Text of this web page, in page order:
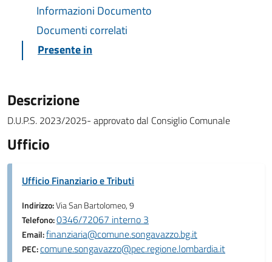
Informazioni Documento
Documenti correlati
Presente in
Descrizione
D.U.P.S. 2023/2025- approvato dal Consiglio Comunale
Ufficio
Ufficio Finanziario e Tributi
Indirizzo:Via San Bartolomeo, 9
Telefono:0346/72067 interno 3
Email:finanziaria@comune.songavazzo.bg.it
PEC:comune.songavazzo@pec.regione.lombardia.it